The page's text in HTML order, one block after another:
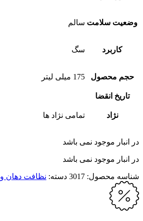
وضعیت سلامت سالم
کاربرد سگ
حجم محصول 175 میلی لیتر
تاریخ انقضا
نژاد تمامی نژاد ها
در انبار موجود نمی باشد
در انبار موجود نمی باشد
شناسه محصول: 3017 دسته: نظافت دهان